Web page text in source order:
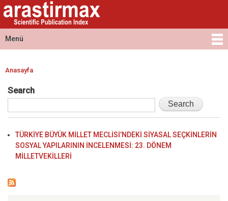
Ana
içeriğe
atla
Arastirmax
- Scientific
Publication
Index
Arastirmax
Scientific
Publication
Index
Menü
Ana menü
Buradasınız
Anasayfa
Search
TÜRKİYE BÜYÜK MİLLET MECLİSİ’NDEKİ SİYASAL SEÇKİNLERİN
SOSYAL YAPILARININ İNCELENMESİ: 23. DÖNEM
MİLLETVEKİLLERİ